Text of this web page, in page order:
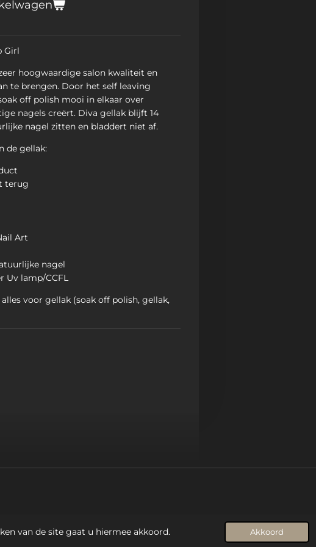
van de site gaat u hiermee akkoord. Akkoord
Girl
hoogwaardige salon kwaliteit en
te brengen. Door het self leaving
off polish mooi in elkaar over
nagels creërt. Diva gellak blijft 14
nagel zitten en bladdert niet af.
de gellak:
terug
Art
nagel
Uv lamp/CCFL
voor gellak (soak off polish, gellak,